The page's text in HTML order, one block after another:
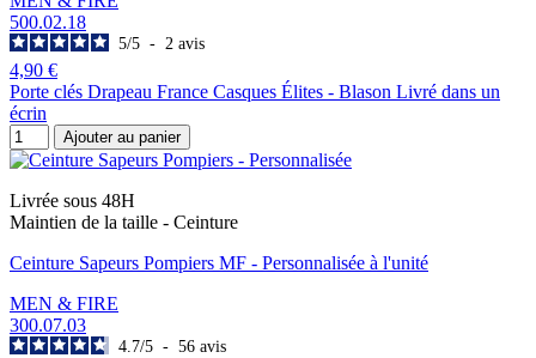
500.02.18
5/5 - 2 avis
4,90 €
Porte clés Drapeau France Casques Élites - Blason Livré dans un
écrin
Ajouter au panier
Livrée sous 48H
Maintien de la taille - Ceinture
Ceinture Sapeurs Pompiers MF - Personnalisée à l'unité
MEN & FIRE
300.07.03
4.7/5 - 56 avis